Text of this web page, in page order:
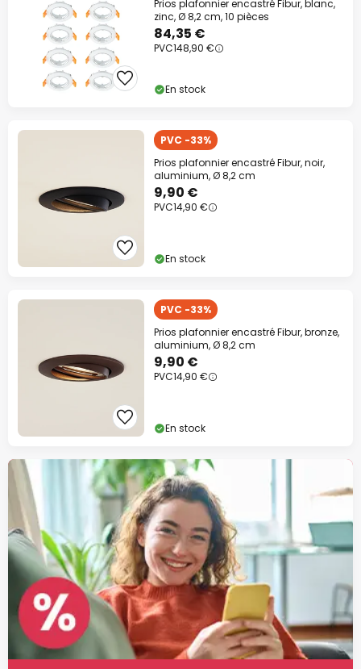
Prios plafonnier encastré Fibur, blanc,
zinc, Ø 8,2 cm, 10 pièces
84,35 €
PVC148,90 €
En stock
PVC -33%
Prios plafonnier encastré Fibur, noir,
aluminium, Ø 8,2 cm
9,90 €
PVC14,90 €
En stock
PVC -33%
Prios plafonnier encastré Fibur, bronze,
aluminium, Ø 8,2 cm
9,90 €
PVC14,90 €
En stock